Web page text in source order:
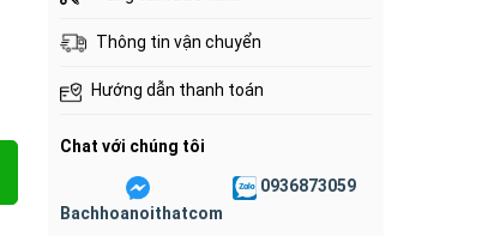
Thông tin vận chuyển
Hướng dẫn thanh toán
Chat với chúng tôi
Bachhoanoithatcom
0936873059